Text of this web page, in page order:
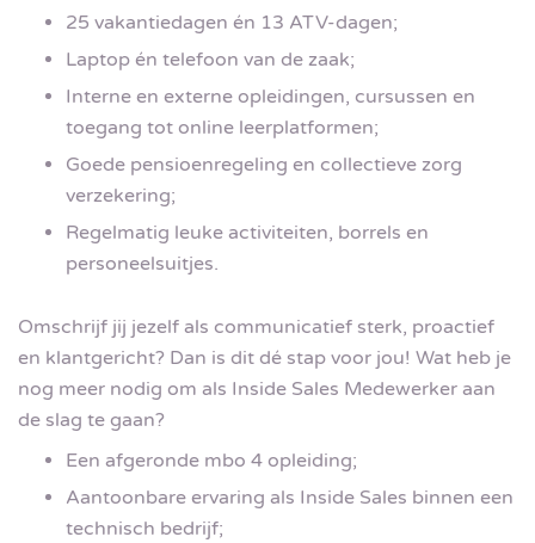
25 vakantiedagen én 13 ATV-dagen;
Laptop én telefoon van de zaak;
Interne en externe opleidingen, cursussen en
toegang tot online leerplatformen;
Goede pensioenregeling en collectieve zorg
verzekering;
Regelmatig leuke activiteiten, borrels en
personeelsuitjes.
Omschrijf jij jezelf als communicatief sterk, proactief
en klantgericht? Dan is dit dé stap voor jou! Wat heb je
nog meer nodig om als Inside Sales Medewerker aan
de slag te gaan?
Een afgeronde mbo 4 opleiding;
Aantoonbare ervaring als Inside Sales binnen een
technisch bedrijf;